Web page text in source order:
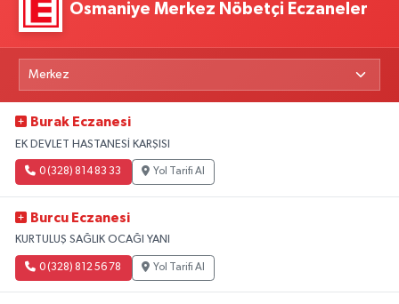
Osmaniye Merkez Nöbetçi Eczaneler
Burak Eczanesi
EK DEVLET HASTANESİ KARŞISI
0 (328) 814 83 33 Yol Tarifi Al
Burcu Eczanesi
KURTULUŞ SAĞLIK OCAĞI YANI
0 (328) 812 56 78 Yol Tarifi Al